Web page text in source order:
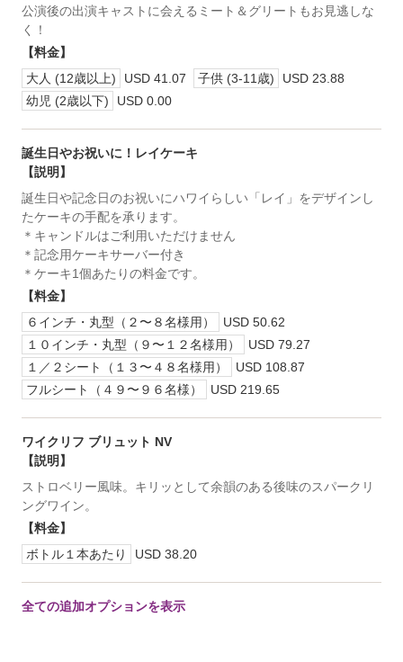
公演後の出演キャストに会えるミート＆グリートもお見逃しな
く！
【料金】
大人 (12歳以上)
USD 41.07 子供 (3-11歳)
USD 23.88
幼児 (2歳以下)
USD 0.00
誕生日やお祝いに！レイケーキ
【説明】
誕生日や記念日のお祝いにハワイらしい「レイ」をデザインし
たケーキの手配を承ります。
＊キャンドルはご利用いただけません
＊記念用ケーキサーバー付き
＊ケーキ1個あたりの料金です。
【料金】
６インチ・丸型（２〜８名様用）
USD 50.62
１０インチ・丸型（９〜１２名様用）
USD 79.27
１／２シート（１３〜４８名様用）
USD 108.87
フルシート（４９〜９６名様）
USD 219.65
ワイクリフ ブリュット NV
【説明】
ストロベリー風味。キリッとして余韻のある後味のスパークリ
ングワイン。
【料金】
ボトル１本あたり
USD 38.20
全ての追加オプションを表示